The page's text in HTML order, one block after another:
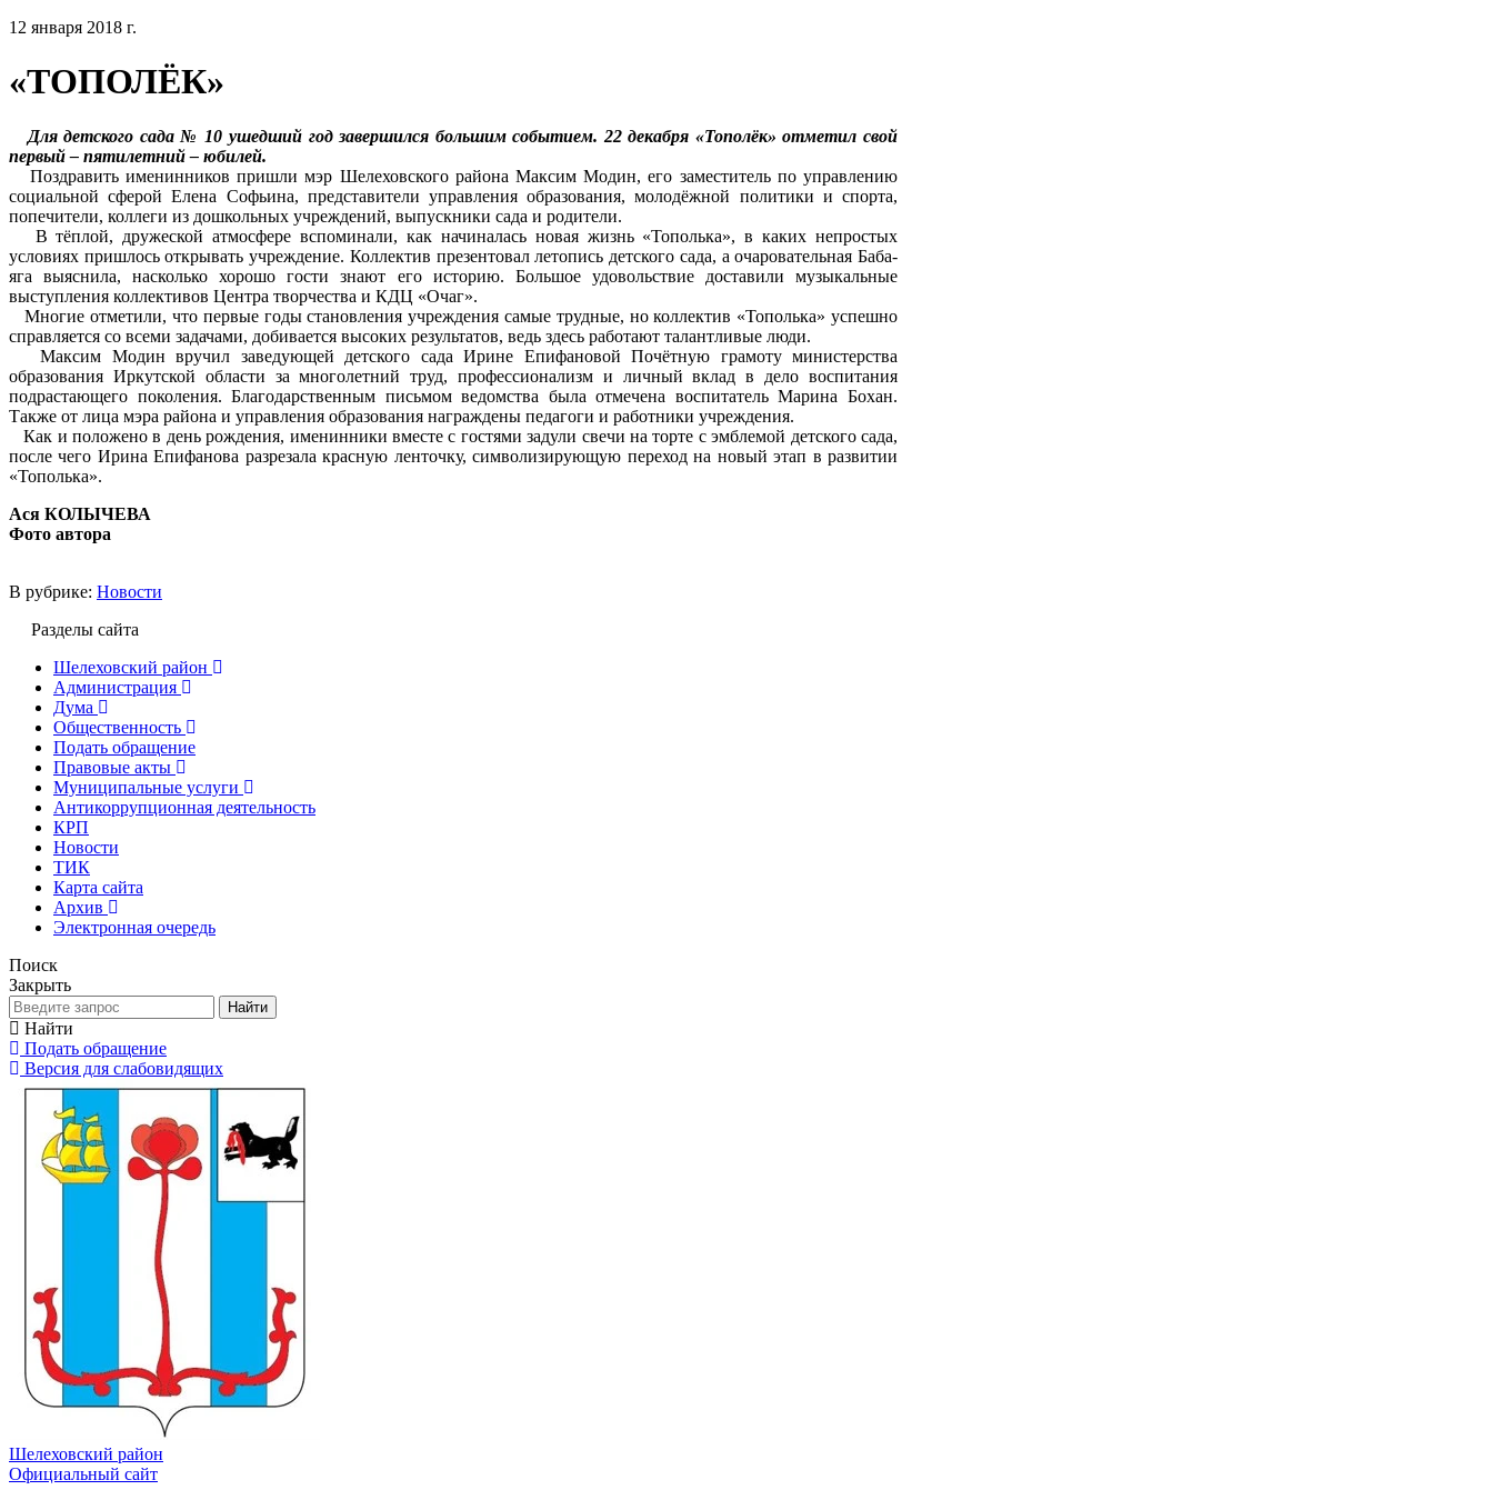
12 января 2018 г.
«ТОПОЛЁК»
Для детского сада № 10 ушедший год завершился большим событием. 22 декабря «Тополёк» отметил свой
первый – пятилетний – юбилей.
Поздравить именинников пришли мэр Шелеховского района Максим Модин, его заместитель по управлению
социальной сферой Елена Софьина, представители управления образования, молодёжной политики и спорта,
попечители, коллеги из дошкольных учреждений, выпускники сада и родители.
В тёплой, дружеской атмосфере вспоминали, как начиналась новая жизнь «Тополька», в каких непростых
условиях пришлось открывать учреждение. Коллектив презентовал летопись детского сада, а очаровательная Баба-
яга выяснила, насколько хорошо гости знают его историю. Большое удовольствие доставили музыкальные
выступления коллективов Центра творчества и КДЦ «Очаг».
Многие отметили, что первые годы становления учреждения самые трудные, но коллектив «Тополька» успешно
справляется со всеми задачами, добивается высоких результатов, ведь здесь работают талантливые люди.
Максим Модин вручил заведующей детского сада Ирине Епифановой Почётную грамоту министерства
образования Иркутской области за многолетний труд, профессионализм и личный вклад в дело воспитания
подрастающего поколения. Благодарственным письмом ведомства была отмечена воспитатель Марина Бохан.
Также от лица мэра района и управления образования награждены педагоги и работники учреждения.
Как и положено в день рождения, именинники вместе с гостями задули свечи на торте с эмблемой детского сада,
после чего Ирина Епифанова разрезала красную ленточку, символизирующую переход на новый этап в развитии
«Тополька».
Ася КОЛЫЧЕВА
Фото автора
В рубрике: Новости
Разделы сайта
Шелеховский район
Администрация
Дума
Общественность
Подать обращение
Правовые акты
Муниципальные услуги
Антикоррупционная деятельность
КРП
Новости
ТИК
Карта сайта
Архив
Электронная очередь
Поиск
Закрыть
Найти
Найти
Подать обращение
Версия для слабовидящих
Шелеховский район
Официальный сайт